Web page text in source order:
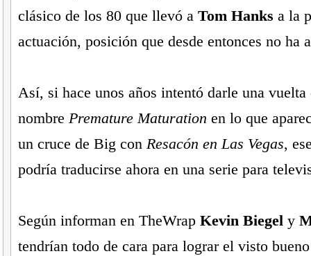
clásico de los 80 que llevó a Tom Hanks a la
actuación, posición que desde entonces no ha
Así, si hace unos años intentó darle una vuelta
nombre Premature Maturation en lo que
un cruce de Big con Resacón en Las Vegas,
podría traducirse ahora en una serie para
Según informan en TheWrap Kevin Biegely
tendrían todo de cara para lograr el visto